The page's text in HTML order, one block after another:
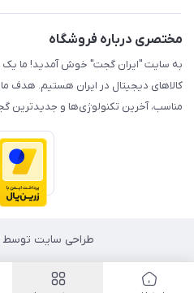
مختصری درباره فروشگاه
به سایت "ایران گجت" خوش آمدید! ما
کالاهای دیجیتال در ایران هستیم. هدف
مناسب، آخرین تکنولوژی‌ها و جدیدترین
طراحی سایت توسط